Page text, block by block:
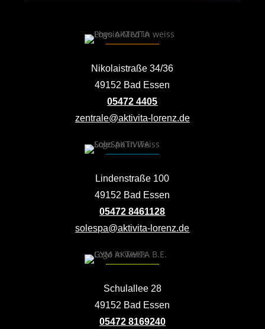
Nikolaistraße 34/36
49152 Bad Essen
05472 4405
zentrale@aktivita-lorenz.de
Lindenstraße 100
49152 Bad Essen
05472 8461128
solespa@aktivita-lorenz.de
Schulallee 28
49152 Bad Essen
05472 8169240